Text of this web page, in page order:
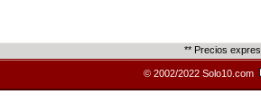
** Precios
© 2002/2022 Solo10.com